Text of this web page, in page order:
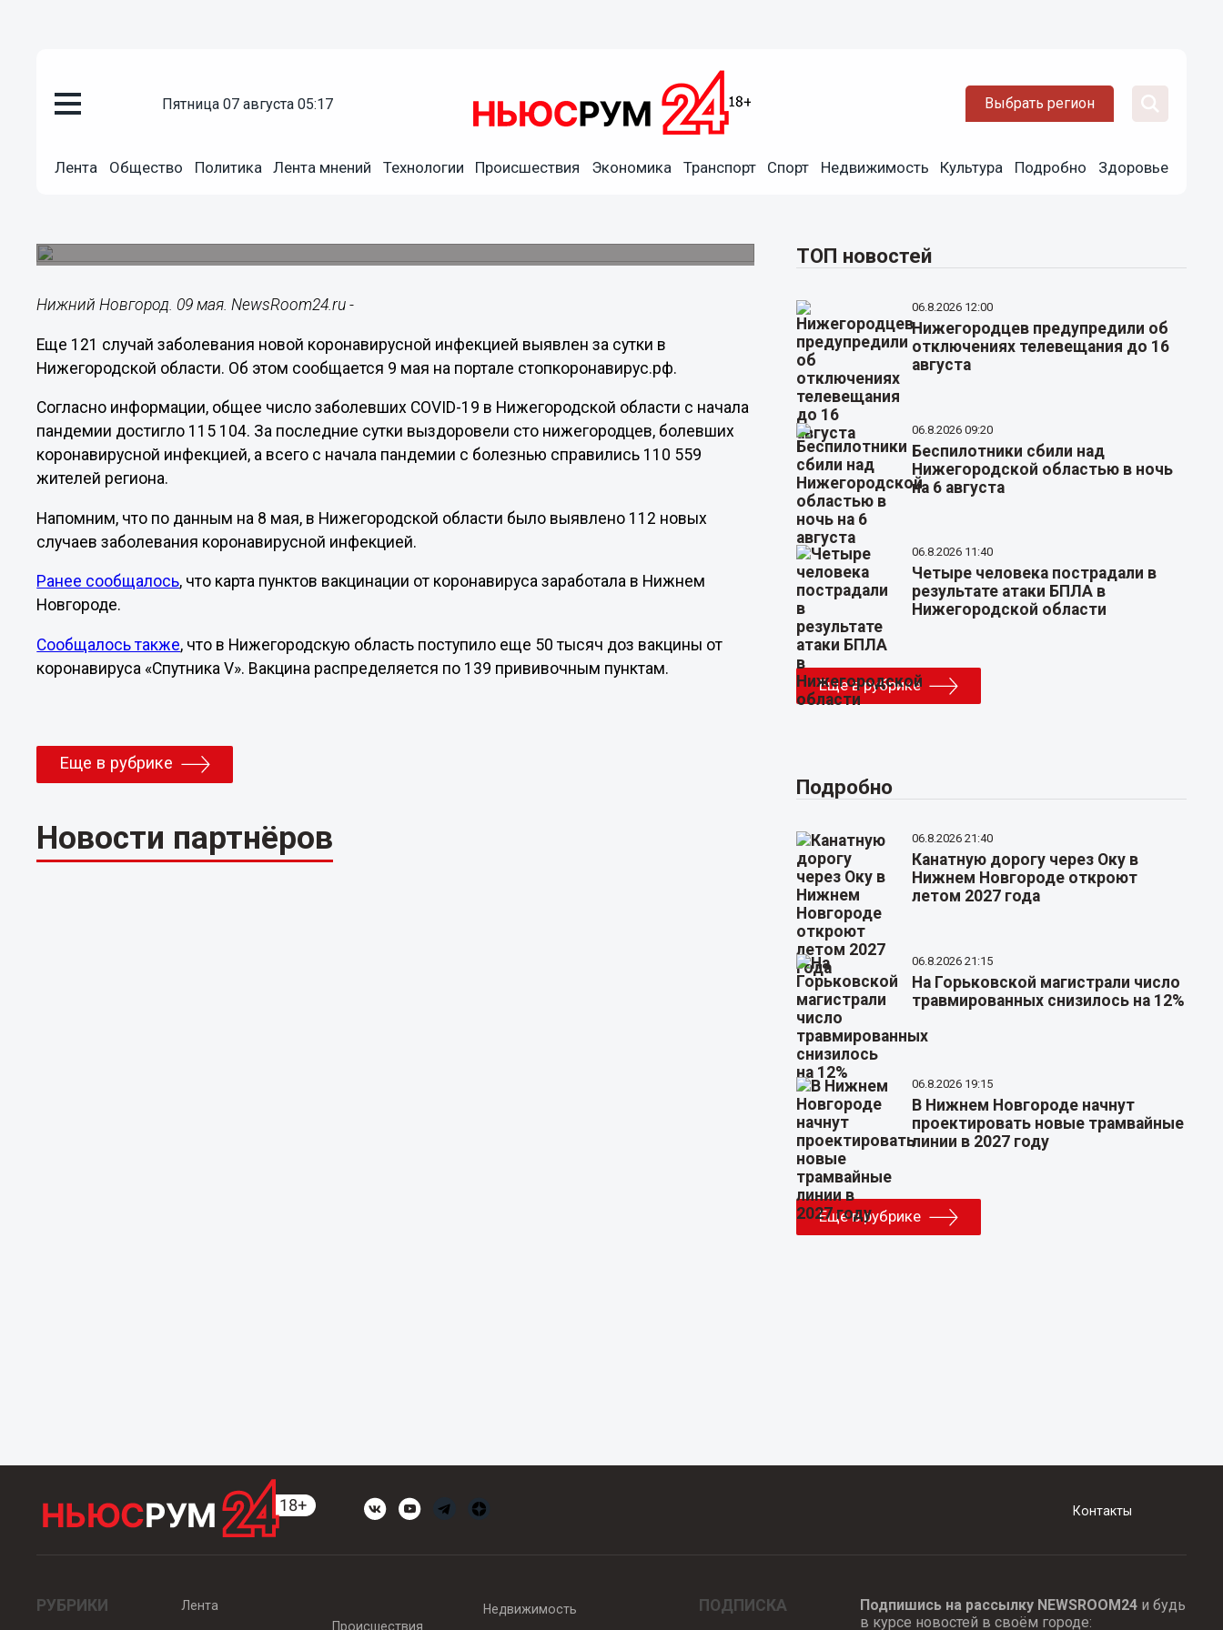
пятница 07 августа 05:17 Выбрать регион
Лента Общество Политика Лента мнений Технологии Происшествия Экономика Транспорт Спорт Недвижимость Культура Подробно Здоровье
Еще 121 человек заразился коронавирусом в
Нижний Новгород. 09 мая. NewsRoom24.ru -
Еще 121 случай заболевания новой коронавирусной инфекцией выявлен за сутки в
Нижегородской области. Об этом сообщается 9 мая на портале стопкоронавирус.рф.
Согласно информации, общее число заболевших COVID-19 в Нижегородской области с начала
пандемии достигло 115 104. За последние сутки выздоровели сто нижегородцев, болевших
коронавирусной инфекцией, а всего с начала пандемии с болезнью справились 110 559
жителей региона.
Напомним, что по данным на 8 мая, в Нижегородской области было выявлено 112 новых
случаев заболевания коронавирусной инфекцией.
Ранее сообщалось, что карта пунктов вакцинации от коронавируса заработала в Нижнем
Новгороде.
Сообщалось также, что в Нижегородскую область поступило еще 50 тысяч доз вакцины от
коронавируса «Спутника V». Вакцина распределяется по 139 прививочным пунктам.
Еще в рубрике
Новости партнёров
ТОП новостей
06.8.2026 12:00
Нижегородцев предупредили об
отключениях телевещания до 16
августа
06.8.2026 09:20
Беспилотники сбили над
Нижегородской областью в ночь
на 6 августа
06.8.2026 11:40
Четыре человека пострадали в
результате атаки БПЛА в
Нижегородской области
Еще в рубрике
Подробно
06.8.2026 21:40
Канатную дорогу через Оку в
Нижнем Новгороде откроют
летом 2027 года
06.8.2026 21:15
На Горьковской магистрали число
травмированных снизилось на 12%
06.8.2026 19:15
В Нижнем Новгороде начнут
проектировать новые трамвайные
линии в 2027 году
Еще в рубрике
Контакты
РУБРИКИ
Лента
Происшествия
Недвижимость ПОДПИСКА Подпишись на рассылку NEWSROOM24и будь
в курсе новостей в своём городе: